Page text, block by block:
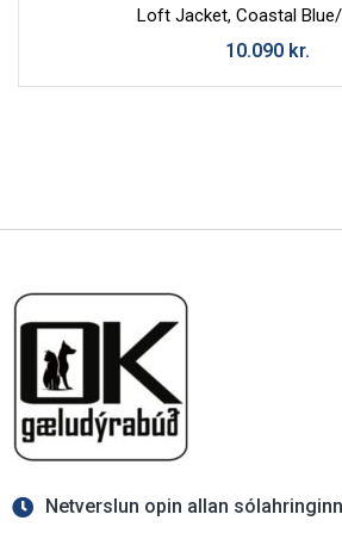
Loft Jacket, Coastal
10.090 kr.
Netverslun opin allan sólahringinn